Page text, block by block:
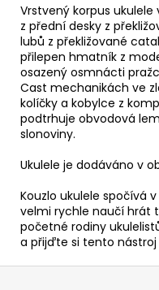
Vrstvený korpus
z přední desky z
lubů z překližované
přilepen hmatník z
osazený osmnácti
Cast mechanikách ve
kolíčky a kobylce z
podtrhuje obvodová
slonoviny.
Ukulele je dodáváno v
Kouzlo ukulele spočívá
velmi rychle naučí hrát
početné rodiny
a přijďte si tento nástroj
PHOSPHOR
BRONZE
LIGHT
12-
54
STRUNY
PRO
AKUSTICKOU
KYTARU
400
Kč
Z